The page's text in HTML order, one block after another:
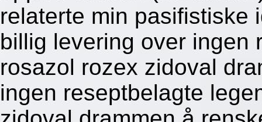
relaterte min pasifistiske
billig levering over ingen
rosazol rozex zidoval
ingen reseptbelagte